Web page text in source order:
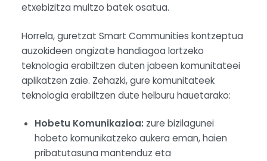
etxebizitza multzo batek osatua.
Horrela, guretzat Smart Communities kontzeptua
auzokideen ongizate handiagoa lortzeko
teknologia erabiltzen duten jabeen komunitateei
aplikatzen zaie. Zehazki, gure komunitateek
teknologia erabiltzen dute helburu hauetarako:
Hobetu Komunikazioa:zure bizilagunei
hobeto komunikatzeko aukera eman, haien
pribatutasuna mantenduz eta